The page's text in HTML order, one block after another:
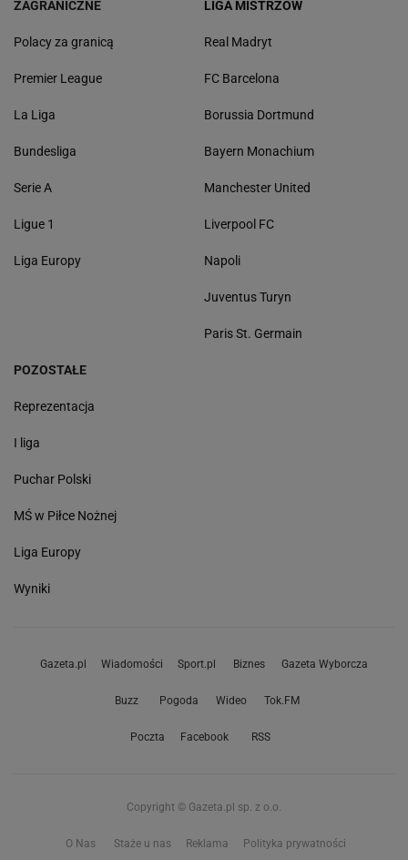
ZAGRANICZNE
Polacy za granicą
Premier League
La Liga
Bundesliga
Serie A
Ligue 1
Liga Europy
LIGA MISTRZÓW
Real Madryt
FC Barcelona
Borussia Dortmund
Bayern Monachium
Manchester United
Liverpool FC
Napoli
Juventus Turyn
Paris St. Germain
POZOSTAŁE
Reprezentacja
I liga
Puchar Polski
MŚ w Piłce Nożnej
Liga Europy
Wyniki
Gazeta.pl Wiadomości Sport.pl Biznes Gazeta Wyborcza
Buzz Pogoda Wideo Tok.FM
Poczta Facebook RSS
Copyright © Gazeta.pl sp. z o.o.
O Nas Staże u nas Reklama Polityka prywatności